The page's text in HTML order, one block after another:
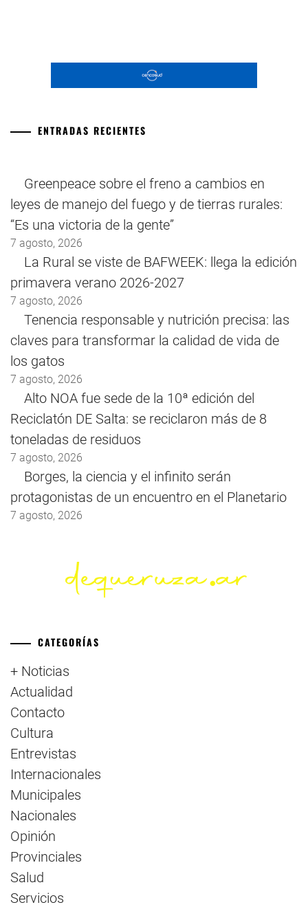
ENTRADAS RECIENTES
Greenpeace sobre el freno a cambios en
leyes de manejo del fuego y de tierras rurales:
“Es una victoria de la gente”
7 agosto, 2026
La Rural se viste de BAFWEEK: llega la edición
primavera verano 2026-2027
7 agosto, 2026
Tenencia responsable y nutrición precisa: las
claves para transformar la calidad de vida de
los gatos
7 agosto, 2026
Alto NOA fue sede de la 10ª edición del
Reciclatón DE Salta: se reciclaron más de 8
toneladas de residuos
7 agosto, 2026
Borges, la ciencia y el infinito serán
protagonistas de un encuentro en el Planetario
7 agosto, 2026
CATEGORÍAS
+ Noticias
Actualidad
Contacto
Cultura
Entrevistas
Internacionales
Municipales
Nacionales
Opinión
Provinciales
Salud
Servicios